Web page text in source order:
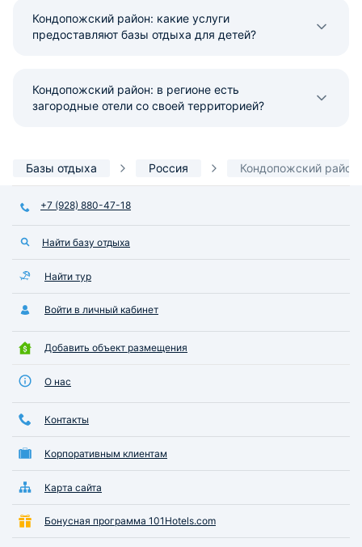
Кондопожский район: какие услуги
предоставляют базы отдыха для детей?
Кондопожский район: в регионе есть
загородные отели со своей территорией?
Базы отдыха Россия Кондопожский район
+7 (928) 880-47-18
Найти базу отдыха
Найти тур
Войти в личный кабинет
Добавить объект размещения
О нас
Контакты
Корпоративным клиентам
Карта сайта
Бонусная программа 101Hotels.com